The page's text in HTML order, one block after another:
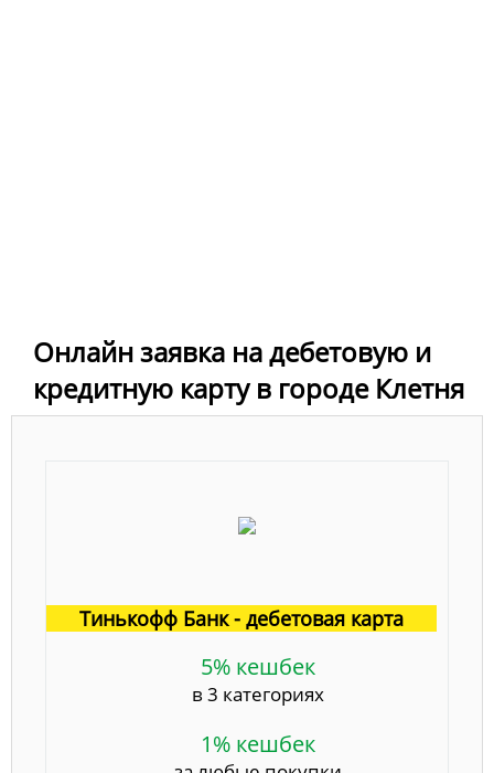
Онлайн заявка на дебетовую и
кредитную карту в городе Клетня
Тинькофф Банк - дебетовая карта
5% кешбек
в 3 категориях
1% кешбек